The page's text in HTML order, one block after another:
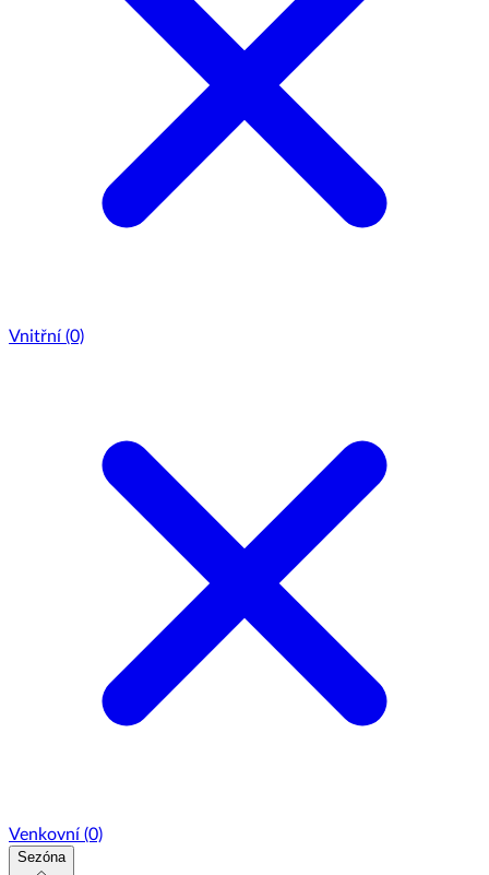
Vnitřní (0)
Venkovní (0)
Sezóna